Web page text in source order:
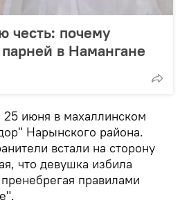
честь: почему
в Намангане
июня в махаллинском
Нарынского района.
встали на сторону
что девушка избила
правилами